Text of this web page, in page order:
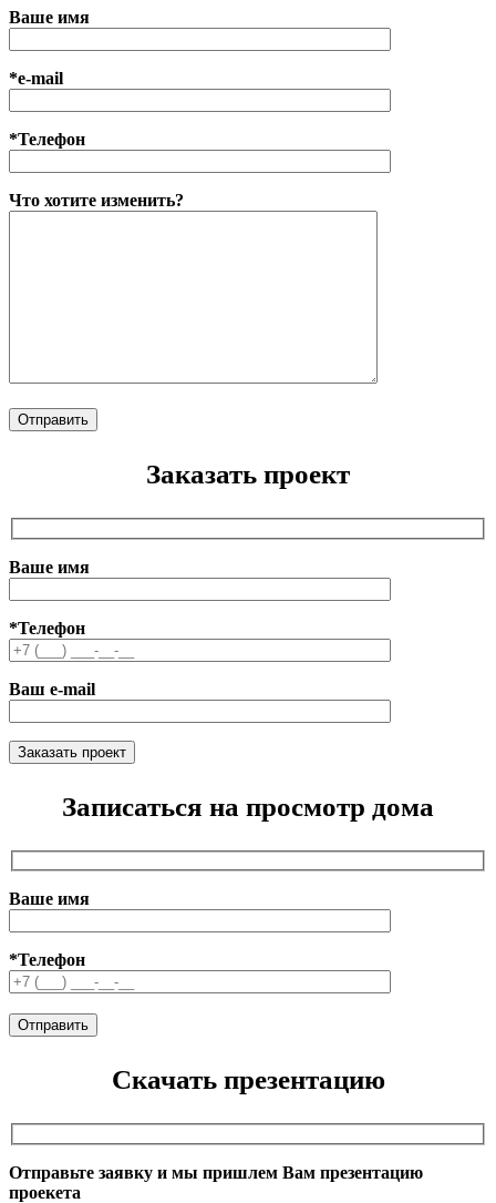
Ваше имя
*e-mail
*Телефон
Что хотите изменить?
Заказать проект
Ваше имя
*Телефон
Ваш e-mail
Записаться на просмотр дома
Ваше имя
*Телефон
Скачать презентацию
Отправьте заявку и мы пришлем Вам презентацию
проекета